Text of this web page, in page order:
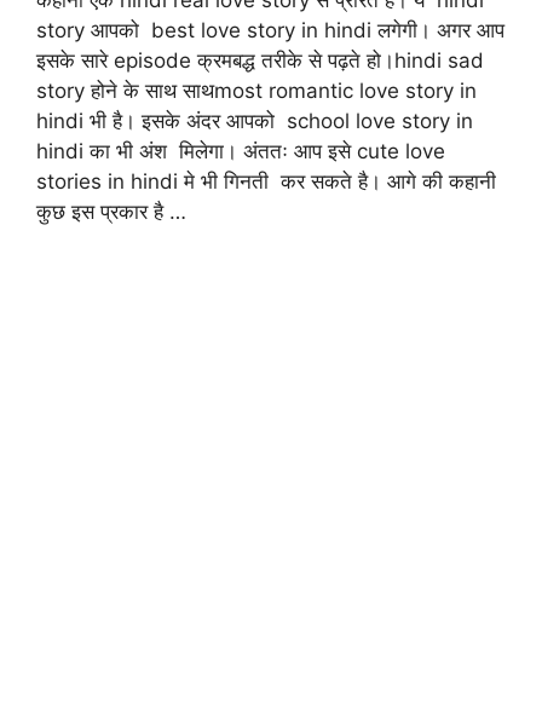
story आपको best love story in hindi लगेगी। अगर आप
इसके सारे episode क्रमबद्ध तरीके से पढ़ते हो।hindi sad
story होने के साथ साथmost romantic love story in
hindi भी है। इसके अंदर आपको school love story in
hindi का भी अंश मिलेगा। अंततः आप इसे cute love
stories in hindi मे भी गिनती कर सकते है। आगे की कहानी
कुछ इस प्रकार है …